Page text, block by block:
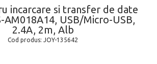
incarcare si transfer de date
USB/Micro-USB,
2.4A, 2m, Alb
Cod produs: JOY-135642